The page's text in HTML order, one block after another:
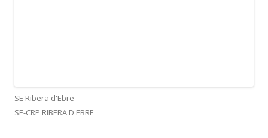
SE Ribera d'Ebre
SE-CRP RIBERA D'EBRE